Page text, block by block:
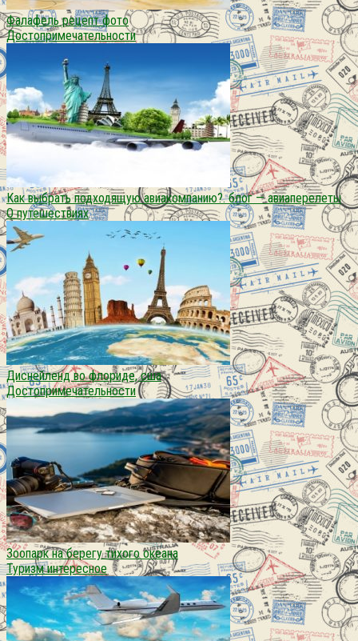
Фалафель рецепт фото
Достопримечательности
Как выбрать подходящую авиакомпанию?. блог — авиаперелеты
О путешествиях
Диснейленд во флориде, сша
Достопримечательности
Зоопарк на берегу тихого океана
Туризм интересное